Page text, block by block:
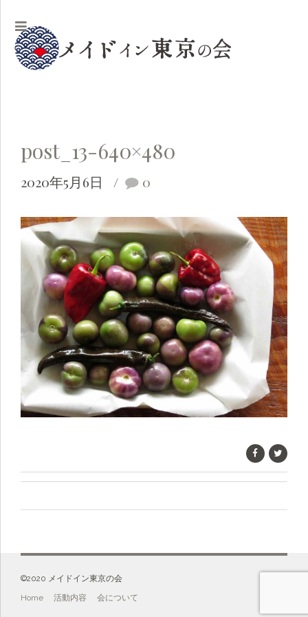
post_13-640×480
2020年5月6日 0
©️2020 メイドイン東京の会
Home 活動内容 会について